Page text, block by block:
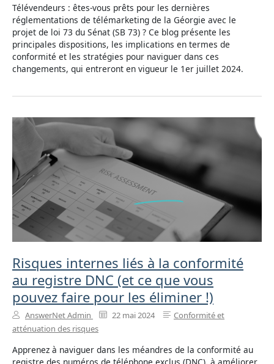
Télévendeurs : êtes-vous prêts pour les dernières
réglementations de télémarketing de la Géorgie avec le
projet de loi 73 du Sénat (SB 73) ? Ce blog présente les
principales dispositions, les implications en termes de
conformité et les stratégies pour naviguer dans ces
changements, qui entreront en vigueur le 1er juillet 2024.
Risques internes liés à la conformité
au registre DNC (et ce que vous
pouvez faire pour les éliminer !)
AnswerNet Admin 22 mai 2024
Conformité et
atténuation des risques
Apprenez à naviguer dans les méandres de la conformité au
registre des numéros de téléphone exclus (DNC), à améliorer